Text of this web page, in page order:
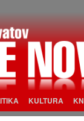
KULTURA